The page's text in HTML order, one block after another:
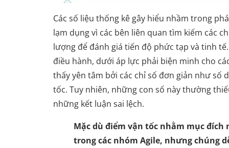
Các số liệu thống kê gây hiểu nhầm trong
lạm dụng vì các bên liên quan tìm kiếm các
lượng để đánh giá tiến độ phức tạp và tinh
điều hành, dưới áp lực phải biện minh cho
thấy yên tâm bởi các chỉ số đơn giản như số
tốc. Tuy nhiên, những con số này thường
những kết luận sai lệch.
Mặc dù điểm vận tốc nhằm mục đích
trong các nhóm Agile, nhưng chúng